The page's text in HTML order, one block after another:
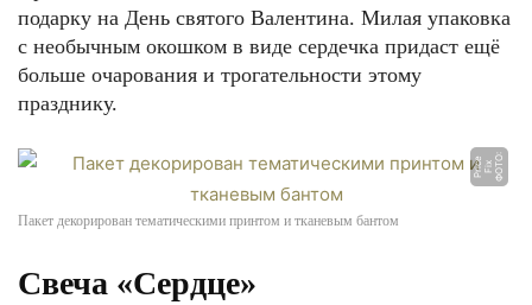
подарку на День святого Валентина. Милая упаковка
с необычным окошком в виде сердечка придаст ещё
больше очарования и трогательности этому
празднику.
Ф
О
Т О:
Fi
x P
ri
c
e
Пакет декорирован тематическими принтом и тканевым бантом
Свеча «Сердце»